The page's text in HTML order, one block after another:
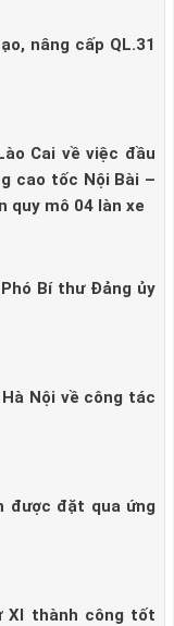
nâng cấp QL.31
Cai về việc đầu
cao tốc Nội Bài –
quy mô 04 làn xe
Bí thư Đảng ủy
Nội về công tác
được đặt qua ứng
XI thành công tốt